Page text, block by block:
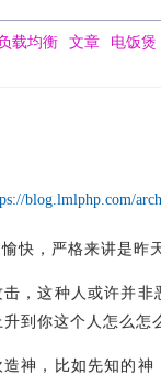
载均衡 文章 电饭煲
blog.lmlphp.com/
快，严格来讲是昨
，这种人或许并
到你这个人怎么怎
神，比如先知的